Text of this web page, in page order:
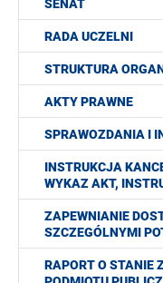
SENAT
RADA UCZELNI
STRUKTURA
AKTY PRAWNE
SPRAWOZDANIA I
INSTRUKCJA
WYKAZ AKT,
ZAPEWNIANIE
SZCZEGÓLNYMI
RAPORT O STANIE